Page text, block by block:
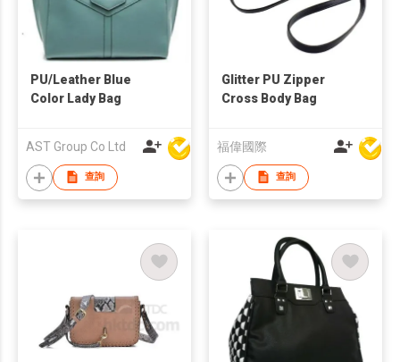
PU/Leather Blue
Color Lady Bag
AST Group Co Ltd
查詢
Glitter PU Zipper
Cross Body Bag
福偉國際
查詢